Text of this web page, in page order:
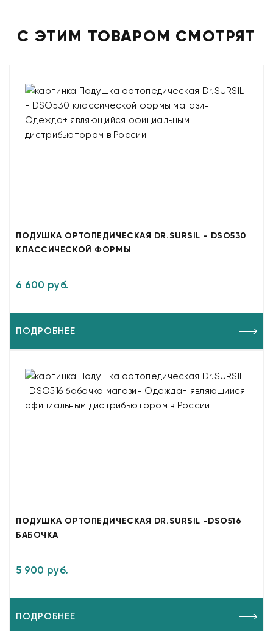
С ЭТИМ ТОВАРОМ СМОТРЯТ
ПОДУШКА ОРТОПЕДИЧЕСКАЯ DR.SURSIL - DSO530
КЛАССИЧЕСКОЙ ФОРМЫ
6 600 руб.
ПОДРОБНЕЕ
ПОДУШКА ОРТОПЕДИЧЕСКАЯ DR.SURSIL -DSO516
БАБОЧКА
5 900 руб.
ПОДРОБНЕЕ